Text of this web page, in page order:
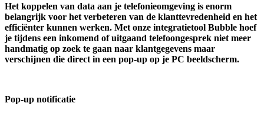
Het koppelen van data aan je telefonieomgeving is enorm
belangrijk voor het verbeteren van de klanttevredenheid en het
efficiënter kunnen werken. Met onze integratietool Bubble hoef
je tijdens een inkomend of uitgaand telefoongesprek niet meer
handmatig op zoek te gaan naar klantgegevens maar
verschijnen die direct in een pop-up op je PC beeldscherm.
Pop-up notificatie